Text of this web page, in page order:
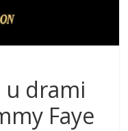
u drami
Faye